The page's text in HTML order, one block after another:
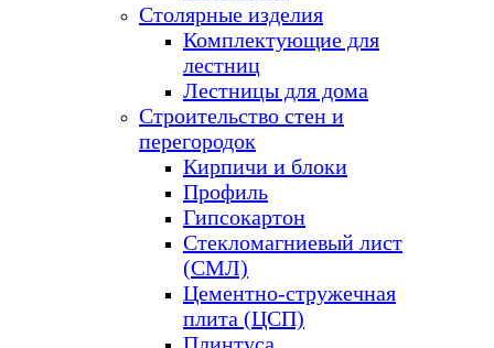
Столярные изделия
Комплектующие для
лестниц
Лестницы для дома
Строительство стен и
перегородок
Кирпичи и блоки
Профиль
Гипсокартон
Стекломагниевый лист
(СМЛ)
Цементно-стружечная
плита (ЦСП)